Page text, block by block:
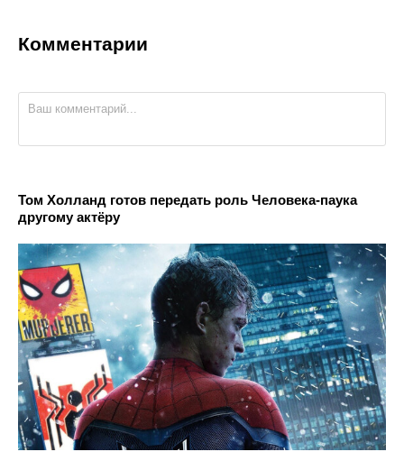
Комментарии
Том Холланд готов передать роль Человека-паука
другому актёру